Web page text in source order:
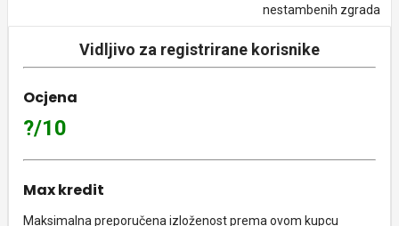
nestambenih zgrada
Vidljivo za registrirane korisnike
Ocjena
?/10
Max kredit
Maksimalna preporučena izloženost prema ovom kupcu